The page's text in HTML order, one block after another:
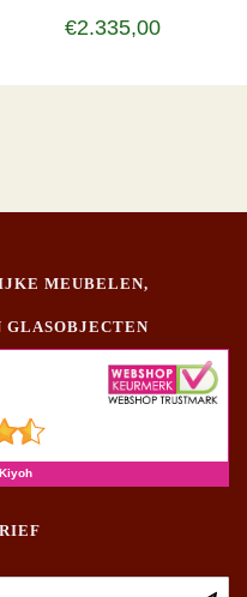
€2.335,00
MEUBELEN,
GLASOBJECTEN